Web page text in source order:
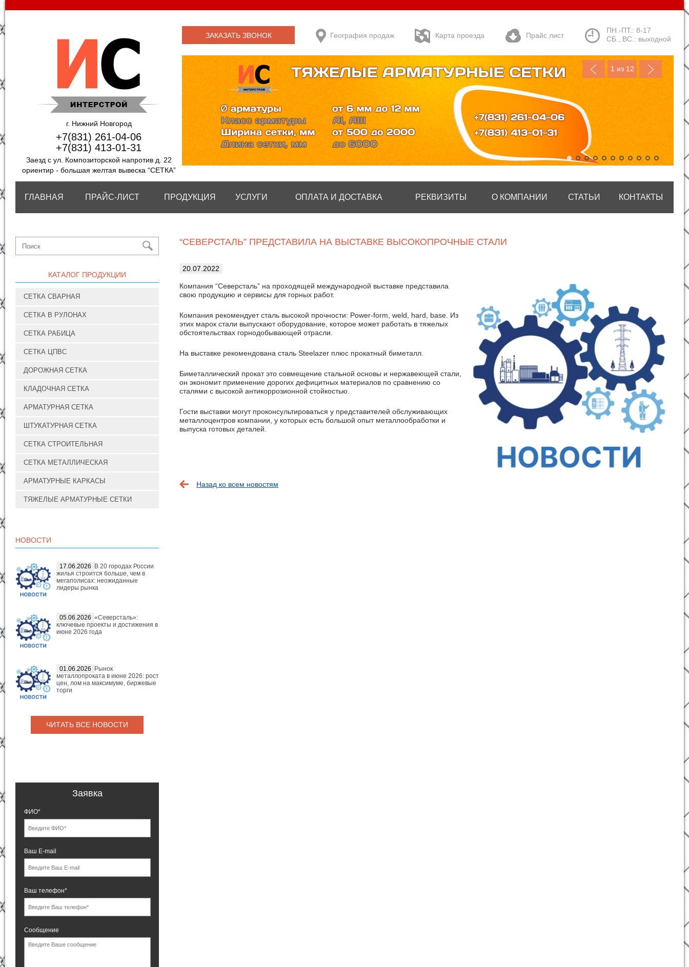
г. Нижний Новгород
+7(831) 261-04-06
+7(831) 413-01-31
Заезд с ул. Композиторской напротив д. 22
ориентир - большая желтая вывеска “СЕТКА”
ЗАКАЗАТЬ ЗВОНОК География продаж Карта проезда Прайс лист
ПН.-ПТ.: 8-17
СБ., ВС.: выходной
1 из 12
ГЛАВНАЯ ПРАЙС-ЛИСТ ПРОДУКЦИЯ УСЛУГИ ОПЛАТА И ДОСТАВКА РЕКВИЗИТЫ О КОМПАНИИ СТАТЬИ КОНТАКТЫ
КАТАЛОГ ПРОДУКЦИИ
СЕТКА СВАРНАЯ
СЕТКА В РУЛОНАХ
СЕТКА РАБИЦА
СЕТКА ЦПВС
ДОРОЖНАЯ СЕТКА
КЛАДОЧНАЯ СЕТКА
АРМАТУРНАЯ СЕТКА
ШТУКАТУРНАЯ СЕТКА
СЕТКА СТРОИТЕЛЬНАЯ
СЕТКА МЕТАЛЛИЧЕСКАЯ
АРМАТУРНЫЕ КАРКАСЫ
ТЯЖЕЛЫЕ АРМАТУРНЫЕ СЕТКИ
НОВОСТИ
17.06.2026
В 20 городах России
жилья строится больше, чем в
мегаполисах: неожиданные
лидеры рынка
05.06.2026 «Северсталь»:
ключевые проекты и достижения в
июне 2026 года
01.06.2026
Рынок
металлопроката в июне 2026: рост
цен, лом на максимуме, биржевые
торги
ЧИТАТЬ ВСЕ НОВОСТИ
Заявка
ФИО*
Ваш E-mail
Ваш телефон*
Сообщение
“СЕВЕРСТАЛЬ” ПРЕДСТАВИЛА НА ВЫСТАВКЕ ВЫСОКОПРОЧНЫЕ СТАЛИ
20.07.2022
Компания “Северсталь” на проходящей международной выставке представила
свою продукцию и сервисы для горных работ.
Компания рекомендует сталь высокой прочности: Power-form, weld, hard, base. Из
этих марок стали выпускают оборудование, которое может работать в тяжелых
обстоятельствах горнодобывающей отрасли.
На выставке рекомендована сталь Steelazer плюс прокатный биметалл.
Биметаллический прокат это совмещение стальной основы и нержавеющей стали,
он экономит применение дорогих дефицитных материалов по сравнению со
сталями с высокой антикоррозионной стойкостью.
Гости выставки могут проконсультироваться у представителей обслуживающих
металлоцентров компании, у которых есть большой опыт металлообработки и
выпуска готовых деталей.
Назад ко всем новостям